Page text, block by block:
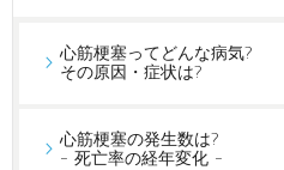
心筋梗塞ってどんな病気?
その原因・症状は?
心筋梗塞の発生数は?
- 死亡率の経年変化 -